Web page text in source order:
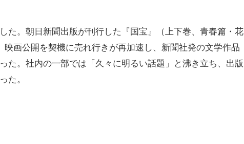
た。朝日新聞出版が刊行した『国宝』（上下巻、青春篇・花
映画公開を契機に売れ行きが再加速し、新聞社発の文学作品
た。社内の一部では「久々に明るい話題」と沸き立ち、出版
た。